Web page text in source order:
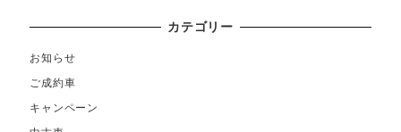
カテゴリー
お知らせ
ご成約車
キャンペーン